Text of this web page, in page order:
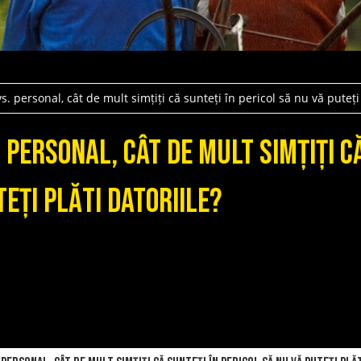
personal, cât de mult simțiți că sunteți în pericol să nu vă
personal, cât de mult simțiți
plăti datoriile?